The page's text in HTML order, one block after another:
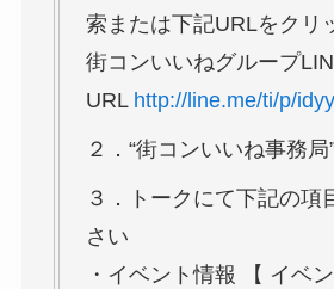
索または下記URLをクリ
街コンいいねグループ
URL http://line.me/ti/p/
２．“街コンいいね事務
３．トークにて下記の項
さい
・イベント情報 【 イベ